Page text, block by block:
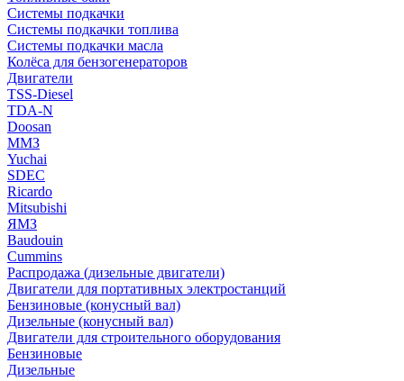
Системы подкачки
Системы подкачки топлива
Системы подкачки масла
Колёса для бензогенераторов
Двигатели
TSS-Diesel
TDA-N
Doosan
ММЗ
Yuchai
SDEC
Ricardo
Mitsubishi
ЯМЗ
Baudouin
Cummins
Распродажа (дизельные двигатели)
Двигатели для портативных электростанций
Бензиновые (конусный вал)
Дизельные (конусный вал)
Двигатели для строительного оборудования
Бензиновые
Дизельные